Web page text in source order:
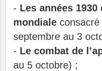
- Les années
mondiale
septembre au 3
- Le combat de
au 5 octobre) ;